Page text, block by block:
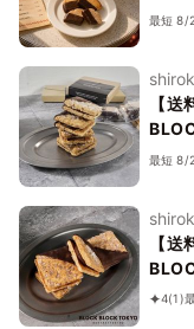
ラス
最短 8/
【
クッ
最短 8/
【
クッ
4(1)